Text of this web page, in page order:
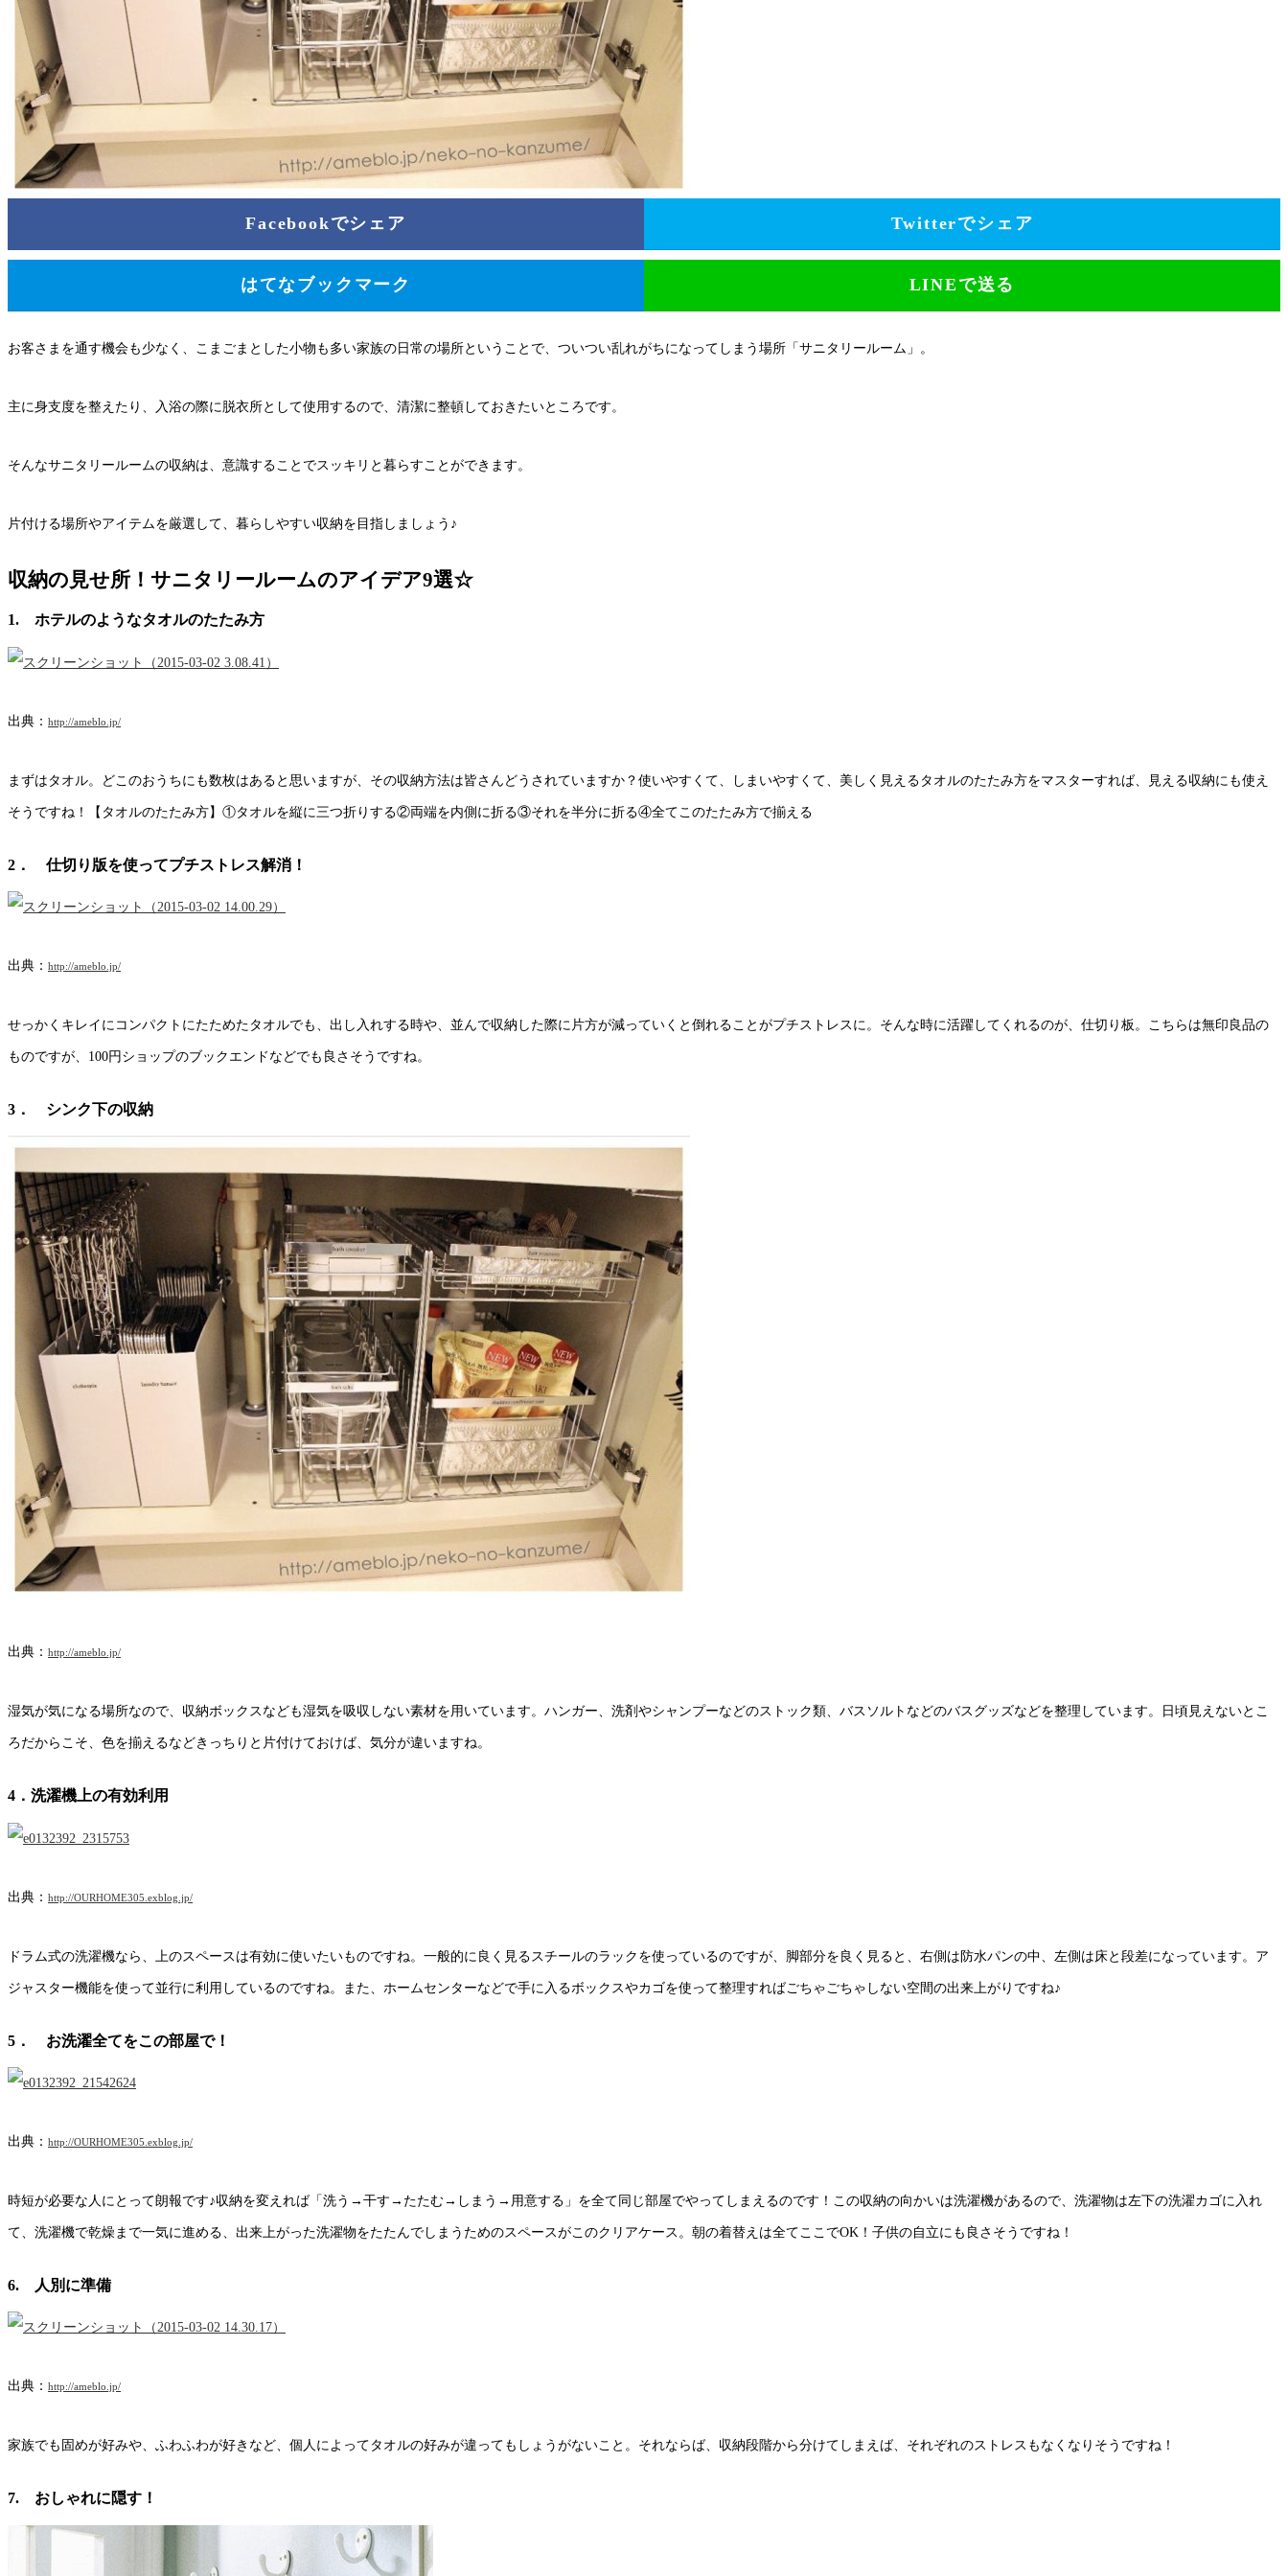
Facebookでシェア Twitterでシェア
はてなブックマーク LINEで送る
お客さまを通す機会も少なく、こまごまとした小物も多い家族の日常の場所ということで、ついつい乱れがちになってしまう場所「サニタリールーム」。
主に身支度を整えたり、入浴の際に脱衣所として使用するので、清潔に整頓しておきたいところです。
そんなサニタリールームの収納は、意識することでスッキリと暮らすことができます。
片付ける場所やアイテムを厳選して、暮らしやすい収納を目指しましょう♪
収納の見せ所！サニタリールームのアイデア9選☆
1. ホテルのようなタオルのたたみ方
出典： http://ameblo.jp/
まずはタオル。どこのおうちにも数枚はあると思いますが、その収納方法は皆さんどうされていますか？使いやすくて、しまいやすくて、美しく見えるタオルのたたみ方をマスターすれば、見える収納にも使え
そうですね！【タオルのたたみ方】①タオルを縦に三つ折りする②両端を内側に折る③それを半分に折る④全てこのたたみ方で揃える
2． 仕切り版を使ってプチストレス解消！
出典： http://ameblo.jp/
せっかくキレイにコンパクトにたためたタオルでも、出し入れする時や、並んで収納した際に片方が減っていくと倒れることがプチストレスに。そんな時に活躍してくれるのが、仕切り板。こちらは無印良品の
ものですが、100円ショップのブックエンドなどでも良さそうですね。
3． シンク下の収納
出典： http://ameblo.jp/
湿気が気になる場所なので、収納ボックスなども湿気を吸収しない素材を用いています。ハンガー、洗剤やシャンプーなどのストック類、バスソルトなどのバスグッズなどを整理しています。日頃見えないとこ
ろだからこそ、色を揃えるなどきっちりと片付けておけば、気分が違いますね。
4．洗濯機上の有効利用
出典： http://OURHOME305.exblog.jp/
ドラム式の洗濯機なら、上のスペースは有効に使いたいものですね。一般的に良く見るスチールのラックを使っているのですが、脚部分を良く見ると、右側は防水パンの中、左側は床と段差になっています。ア
ジャスター機能を使って並行に利用しているのですね。また、ホームセンターなどで手に入るボックスやカゴを使って整理すればごちゃごちゃしない空間の出来上がりですね♪
5． お洗濯全てをこの部屋で！
出典： http://OURHOME305.exblog.jp/
時短が必要な人にとって朗報です♪収納を変えれば「洗う→干す→たたむ→しまう→用意する」を全て同じ部屋でやってしまえるのです！この収納の向かいは洗濯機があるので、洗濯物は左下の洗濯カゴに入れ
て、洗濯機で乾燥まで一気に進める、出来上がった洗濯物をたたんでしまうためのスペースがこのクリアケース。朝の着替えは全てここでOK！子供の自立にも良さそうですね！
6. 人別に準備
出典： http://ameblo.jp/
家族でも固めが好みや、ふわふわが好きなど、個人によってタオルの好みが違ってもしょうがないこと。それならば、収納段階から分けてしまえば、それぞれのストレスもなくなりそうですね！
7. おしゃれに隠す！